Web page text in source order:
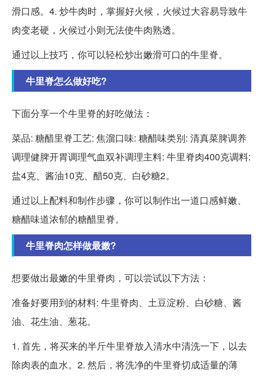
滑口感。4. 炒牛肉时，掌握好火候，火候过大容易导致牛
肉变老硬，火候过小则无法使牛肉熟透。
通过以上技巧，你可以轻松炒出嫩滑可口的牛里脊。
牛里脊怎么做好吃?
下面分享一个牛里脊的好吃做法：
菜品: 糖醋里脊工艺: 焦溜口味: 糖醋味类别: 清真菜脾调养
调理健脾开胃调理气血双补调理主料: 牛里脊肉400克调料:
盐4克、酱油10克、醋50克、白砂糖2。
通过以上配料和制作步骤，你可以制作出一道口感鲜嫩、
糖醋味道浓郁的糖醋里脊。
牛里脊肉怎样做最嫩?
想要做出最嫩的牛里脊肉，可以尝试以下方法：
准备好要用到的材料: 牛里脊肉、土豆淀粉、白砂糖、酱
油、花生油、葱花。
1. 首先，将买来的半斤牛里脊放入清水中清洗一下，以去
除肉表的血水。2. 然后，将洗净的牛里脊切成适量的薄